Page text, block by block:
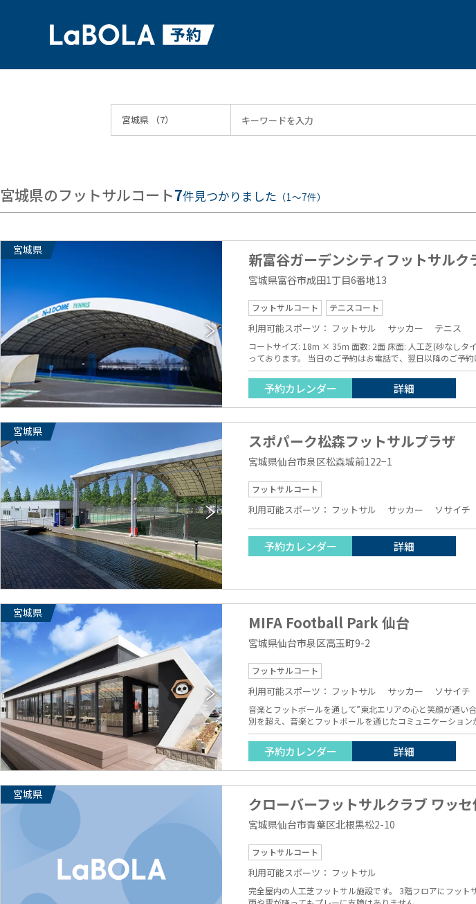
宮城県のフットサルコート7件見つかりました （1〜7件）
宮城県 新富谷ガーデンシティフットサルク
宮城県富谷市成田1丁目6番地13
フットサルコート テニスコート
利用可能スポーツ： フットサル サッカー テニス
コートサイズ: 18m × 35m 面数: 2面 床面: 人工芝(砂なしタイプ) フットサルだけでなく、テニスやイベントなど多目的にご利用いただける
っております。 当日のご予約はお電話で、翌日以降のご予
予約カレンダー 詳細
宮城県 スポパーク松森フットサルプラザ
宮城県仙台市泉区松森城前122−1
フットサルコート
利用可能スポーツ： フットサル サッカー ソサイチ
予約カレンダー 詳細
宮城県 MIFA Football Park 仙台
宮城県仙台市泉区高玉町9-2
フットサルコート
利用可能スポーツ： フットサル サッカー ソサイチ
音楽とフットボールを通して”東北エリアの心と笑顔が通い合う場所を目指して！ MIFA Football Park 仙台は、
別を超え、音楽とフットボールを通じたコミュニケーショ
寄与することを目指しております。 施設は屋根付き屋外コートでフットサルコート3面、フットサルコート3面を繋げてジュニアサッカーコート
（60m×40m）としてもお使いいただけます。
予約カレンダー 詳細
宮城県 クローバーフットサルクラブ ワッ
宮城県仙台市青葉区北根黒松2-10
フットサルコート
利用可能スポーツ： フットサル
完全屋内の人工芝フットサル施設です。 3階フロアにフット